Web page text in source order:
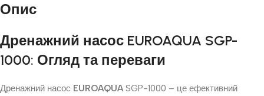
Опис
Дренажний насос EUROAQUA SGP-
1000: Огляд та переваги
Дренажний насос EUROAQUA SGP-1000 – це ефективний